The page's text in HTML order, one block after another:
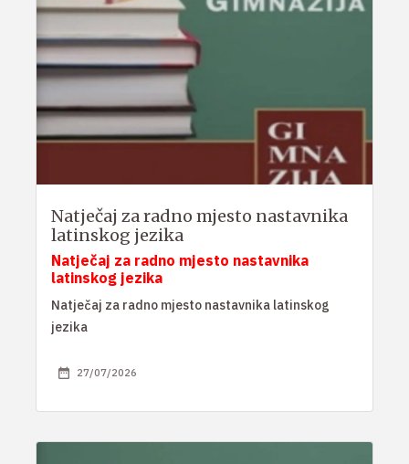
Natječaj za radno mjesto nastavnika
latinskog jezika
Natječaj za radno mjesto nastavnika
latinskog jezika
Natječaj za radno mjesto nastavnika latinskog
jezika
27/07/2026